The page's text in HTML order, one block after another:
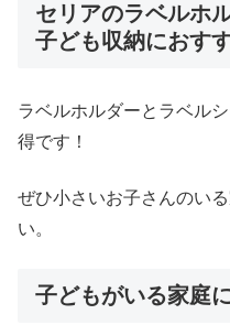
セリアのラベルホ
子ども収納におす
ラベルホルダーとラベル
得です！
ぜひ小さいお子さんのい
い。
子どもがいる家庭